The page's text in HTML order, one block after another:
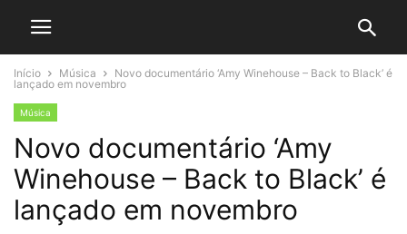
Início Música
Novo documentário ‘Amy Winehouse – Back to Black’ é
lançado em novembro
Música
Novo documentário ‘Amy
Winehouse – Back to Black’ é
lançado em novembro